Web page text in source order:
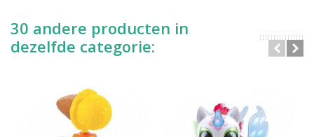
30 andere producten in
dezelfde categorie: